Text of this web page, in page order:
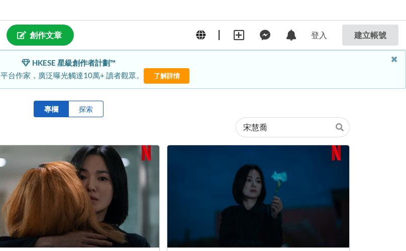
創作文章 登入 建立帳號
HKESE 星級創作者計劃™
台作家，廣泛曝光觸達10萬+ 讀者觀眾。
了解詳情
專欄 探索